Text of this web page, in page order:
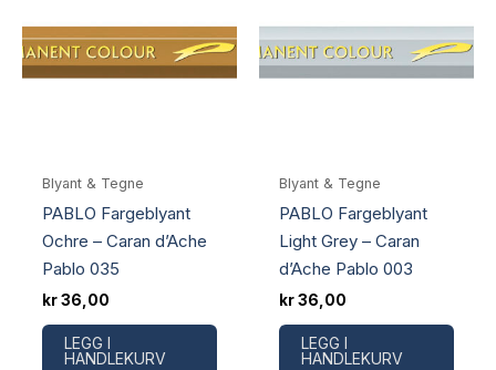
Blyant & Tegne
PABLO Fargeblyant
Ochre – Caran d’Ache
Pablo 035
kr36,00
LEGG I
HANDLEKURV
Blyant & Tegne
PABLO Fargeblyant
Light Grey – Caran
d’Ache Pablo 003
kr36,00
LEGG I
HANDLEKURV